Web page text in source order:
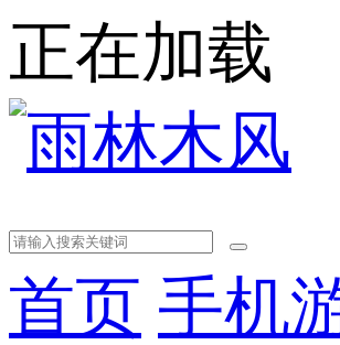
正在加载
首页 手机